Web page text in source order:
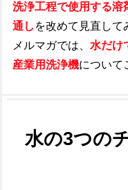
洗浄工程で使用する溶
通し を改めて見直して
メルマガでは、 水だけ
産業用洗浄機について
水の3つの